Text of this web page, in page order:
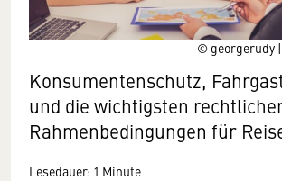
© georgerudy
Konsumentenschutz,
und die wichtigsten
Rahmenbedingungen für
Lesedauer: 1 Minute